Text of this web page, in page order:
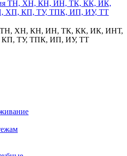
ТН, ХН, КН, ИН, ТК, КК, ИК, ИНТ,
ТУ, ТПК, ИП, ИУ, ТТ